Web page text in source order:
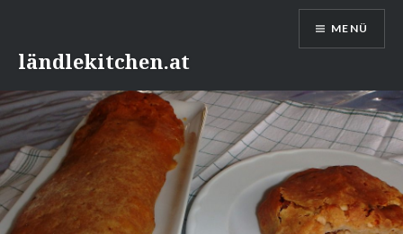
Inhaltländlekitchen.at
MENÜ